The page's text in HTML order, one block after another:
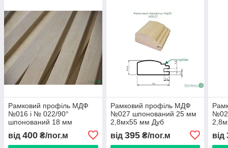
Рамковий профіль МДФ
№016 і № 022/90°
шпонований 18 мм
від 400 ₴/пог.м
Рамковий профіль МДФ
№027 шпонований 25 мм
2,8мх55 мм Дуб
від 395₴/пог.м від